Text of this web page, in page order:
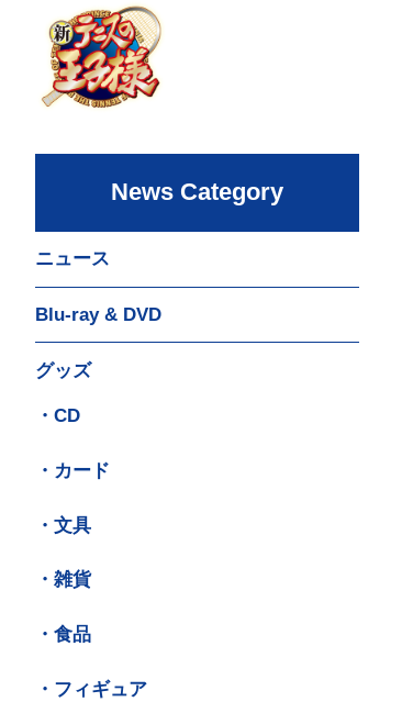
News Category
ニュース
Blu-ray & DVD
グッズ
・CD
・カード
・文具
・雑貨
・食品
・フィギュア